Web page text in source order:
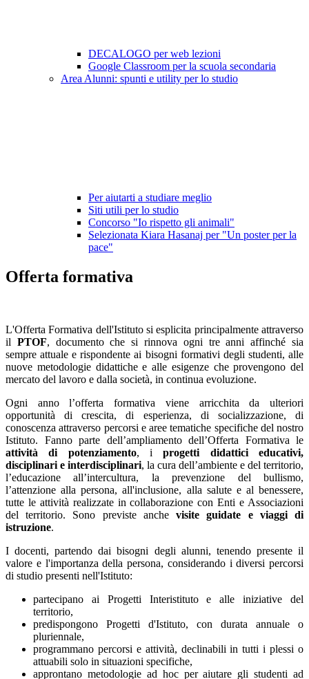
DECALOGO per web lezioni
Google Classroom per la scuola secondaria
Area Alunni: spunti e utility per lo studio
Per aiutarti a studiare meglio
Siti utili per lo studio
Concorso "Io rispetto gli animali"
Selezionata Kiara Hasanaj per "Un poster per la
pace"
Offerta formativa
L'Offerta Formativa dell'Istituto si esplicita principalmente attraverso
il PTOF, documento che si rinnova ogni tre anni affinché sia
sempre attuale e rispondente ai bisogni formativi degli studenti, alle
nuove metodologie didattiche e alle esigenze che provengono del
mercato del lavoro e dalla società, in continua evoluzione.
Ogni anno l’offerta formativa viene arricchita da ulteriori
opportunità di crescita, di esperienza, di socializzazione, di
conoscenza attraverso percorsi e aree tematiche specifiche del nostro
Istituto. Fanno parte dell’ampliamento dell’Offerta Formativa le
attività di potenziamento,iprogetti
didattici educativi,
disciplinari e interdisciplinari, la cura dell’ambiente e del territorio,
l’educazione all’intercultura, la prevenzione del bullismo,
l’attenzione alla persona, all'inclusione, alla salute e al benessere,
tutte le attività realizzate in collaborazione con Enti e Associazioni
del territorio. Sono previste anchevisite guidate e viaggi di
istruzione.
I docenti, partendo dai bisogni degli alunni, tenendo presente il
valore e l'importanza della persona, considerando i diversi percorsi
di studio presenti nell'Istituto:
partecipano ai Progetti Interistituto e alle iniziative del
territorio,
predispongono Progetti d'Istituto, con durata annuale o
pluriennale,
programmano percorsi e attività, declinabili in tutti i plessi o
attuabili solo in situazioni specifiche,
approntano metodologie ad hoc per aiutare gli studenti ad